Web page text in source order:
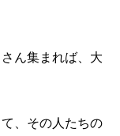
ん集まれば、大
、その人たちの